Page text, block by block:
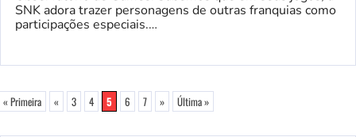
SNK adora trazer personagens de outras franquias como
participações especiais.…
« Primeira « 3 4 5 6 7 » Última »